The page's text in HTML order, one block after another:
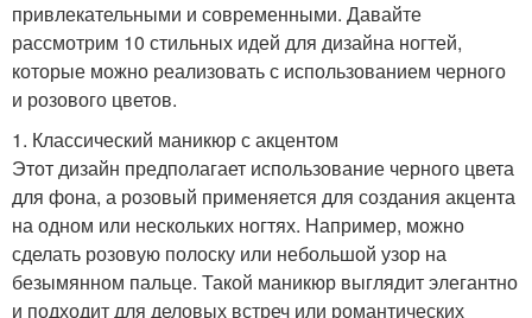
привлекательными и современными. Давайте
рассмотрим 10 стильных идей для дизайна ногтей,
которые можно реализовать с использованием черного
и розового цветов.
1. Классический маникюр с акцентом
Этот дизайн предполагает использование черного цвета
для фона, а розовый применяется для создания акцента
на одном или нескольких ногтях. Например, можно
сделать розовую полоску или небольшой узор на
безымянном пальце. Такой маникюр выглядит элегантно
и подходит для деловых встреч или романтических